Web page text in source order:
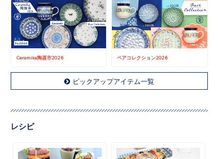
Ceramika陶器市2026 ペアコレクション2026
ピックアップアイテム一覧
レシピ